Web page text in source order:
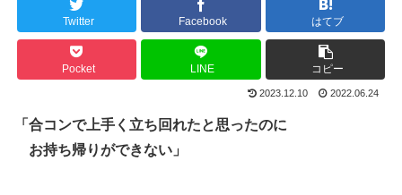
Twitter Facebook はてブ
Pocket LINE コピー
2023.12.10 2022.06.24
「合コンで上手く立ち回れたと思ったのに
お持ち帰りができない」